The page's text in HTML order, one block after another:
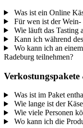
Was ist ein Online
Für wen ist der
Wie läuft das Tasting
Kann ich während
Wo kann ich an
Radeburg teilnehmen?
Was ist im Paket
Wie lange ist der
Wie viele Personen
Wo kann ich die